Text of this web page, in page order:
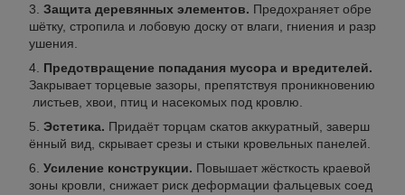
Защита деревянных элементов. Предохраняет обре
шётку, стропила и лобовую доску от влаги, гниения и разр
ушения.
Предотвращение попадания мусора и вредителей.
Закрывает торцевые зазоры, препятствуя проникновению
листьев, хвои, птиц и насекомых под кровлю.
Эстетика. Придаёт торцам скатов аккуратный, заверш
ённый вид, скрывает срезы и стыки кровельных панелей.
Усиление конструкции. Повышает жёсткость краевой
зоны кровли, снижает риск деформации фальцевых соед